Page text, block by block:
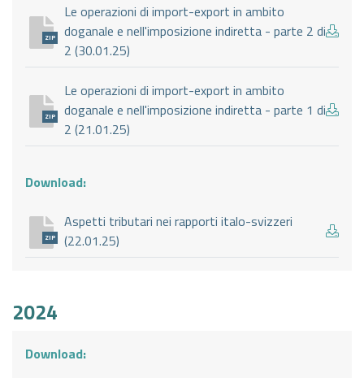
ZIP
Le operazioni di import-export in ambito
doganale e nell'imposizione indiretta - parte 2 di
2 (30.01.25)
ZIP
Le operazioni di import-export in ambito
doganale e nell'imposizione indiretta - parte 1 di
2 (21.01.25)
Download:
ZIP
Aspetti tributari nei rapporti italo-svizzeri
(22.01.25)
2024
Download: